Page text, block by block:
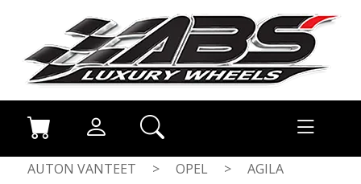
AUTON VANTEET > OPEL > AGILA